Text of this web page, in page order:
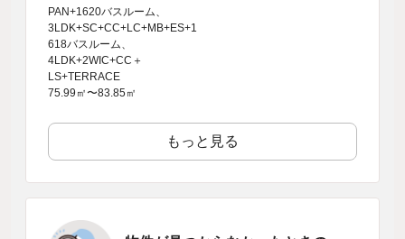
PAN+1620バスルーム、
3LDK+SC+CC+LC+MB+ES+1
618バスルーム、
4LDK+2WIC+CC＋
LS+TERRACE
75.99㎡〜83.85㎡
もっと見る